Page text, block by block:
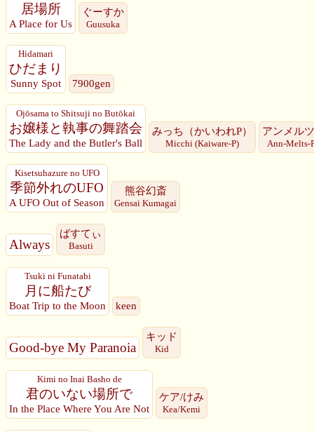
居場所
A Place for Us
ぐーすか
Guusuka
Hidamari
ひだまり
Sunny Spot 7900gen
Ojōsama to Shitsuji no Butōkai
お嬢様と執事の舞踏会
The Lady and the Butler's Ball
みっち（かいわれP）
Micchi (Kaiware-P)
アンメル
Ann-Melts-
Kisetsuhazure no UFO
季節外れのUFO
A UFO Out of Season
熊谷幻斎
Gensai Kumagai
Always
ばすてぃ
Basuti
Tsuki ni Funatabi
月に船たび
Boat Trip to the Moon keen
Good-bye My Paranoia
キッド
Kid
Kimi no Inai Basho de
君のいない場所で
In the Place Where You Are Not
ケア/けみ
Kea/Kemi